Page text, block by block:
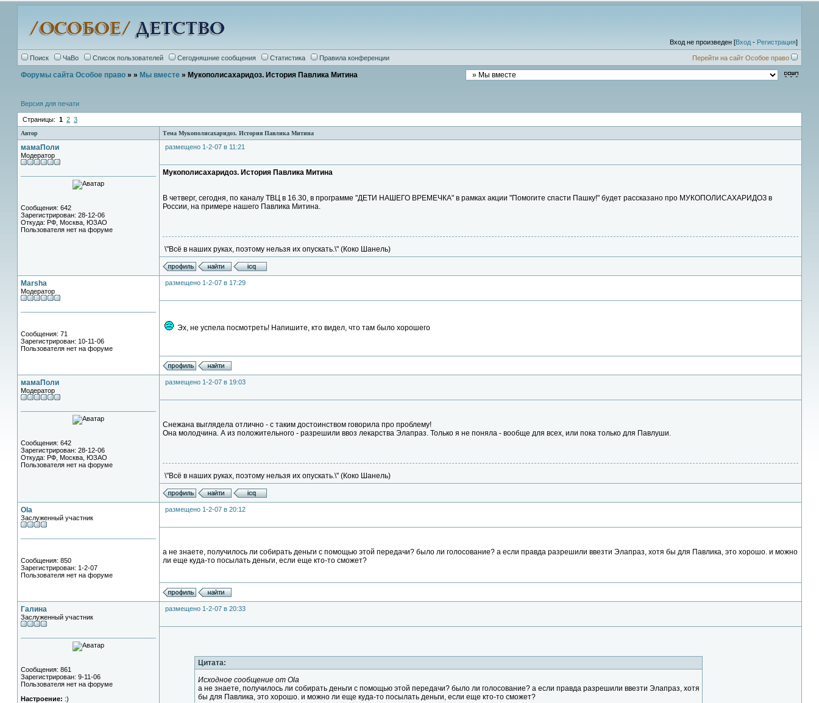
Вход не произведен [Вход - Регистрация]
Поиск ЧаВо Список пользователей Сегодняшние сообщения Статистика Правила конференции Перейти на сайт Особое право
Форумы сайта Особое право » » Мы вместе » Мукополисахаридоз. История Павлика Митина
Версия для печати
Страницы: 1 2 3
Автор Тема Мукополисахаридоз. История Павлика Митина
мамаПоли
Модератор
Сообщения: 642
Зарегистрирован: 28-12-06
Откуда: РФ, Москва, ЮЗАО
Пользователя нет на форуме
размещено 1-2-07 в 11:21
Мукополисахаридоз. История Павлика Митина
В четверг, сегодня, по каналу ТВЦ в 16.30, в программе "ДЕТИ НАШЕГО ВРЕМЕЧКА" в рамках акции "Помогите спасти Пашку!" будет рассказано про МУКОПОЛИСАХАРИДОЗ в
России, на примере нашего Павлика Митина.
\"Всё в наших руках, поэтому нельзя их опускать.\" (Коко Шанель)
Marsha
Модератор
Сообщения: 71
Зарегистрирован: 10-11-06
Пользователя нет на форуме
размещено 1-2-07 в 17:29
Эх, не успела посмотреть! Напишите, кто видел, что там было хорошего
мамаПоли
Модератор
Сообщения: 642
Зарегистрирован: 28-12-06
Откуда: РФ, Москва, ЮЗАО
Пользователя нет на форуме
размещено 1-2-07 в 19:03
Снежана выглядела отлично - с таким достоинством говорила про проблему!
Она молодчина. А из положительного - разрешили ввоз лекарства Элапраз. Только я не поняла - вообще для всех, или пока только для Павлуши.
\"Всё в наших руках, поэтому нельзя их опускать.\" (Коко Шанель)
Ola
Заслуженный участник
Сообщения: 850
Зарегистрирован: 1-2-07
Пользователя нет на форуме
размещено 1-2-07 в 20:12
а не знаете, получилось ли собирать деньги с помощью этой передачи? было ли голосование? а если правда разрешили ввезти Элапраз, хотя бы для Павлика, это хорошо. и можно
ли еще куда-то посылать деньги, если еще кто-то сможет?
Галина
Заслуженный участник
Сообщения: 861
Зарегистрирован: 9-11-06
Пользователя нет на форуме
Настроение: :)
размещено 1-2-07 в 20:33
Цитата:
Исходное сообщение от Ola
а не знаете, получилось ли собирать деньги с помощью этой передачи? было ли голосование? а если правда разрешили ввезти Элапраз, хотя
бы для Павлика, это хорошо. и можно ли еще куда-то посылать деньги, если еще кто-то сможет?